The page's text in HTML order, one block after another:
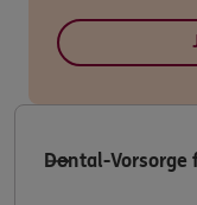
Dental-Vorsorge